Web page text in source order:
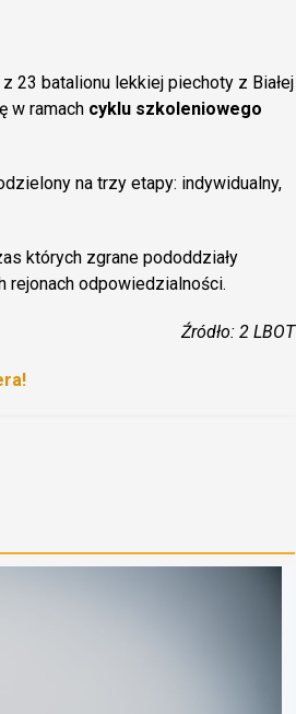
z 23 batalionu lekkiej piechoty z Białej
w ramach cyklu szkoleniowego
na trzy etapy: indywidualny,
których zgrane pododdziały
rejonach odpowiedzialności.
Źródło: 2 LBOT